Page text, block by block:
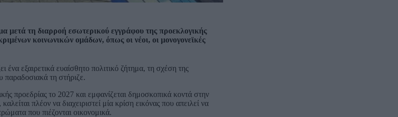
μετά τη διαρροή εσωτερικού εγγράφου της προεκλογικής
κοινωνικών ομάδων, όπως οι νέοι, οι μονογονεϊκές
εξαιρετικά ευαίσθητο πολιτικό ζήτημα, τη σχέση της
παραδοσιακά τη στήριζε.
προεδρίας το 2027 και εμφανίζεται δημοσκοπικά κοντά στην
πλέον να διαχειριστεί μία κρίση εικόνας που απειλεί να
που πιέζονται οικονομικά.